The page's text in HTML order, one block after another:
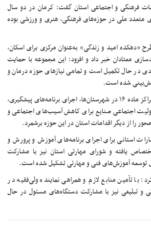
فرهنگی و اجتماعی استان گفت: کرمان در دو سال
متعدد ملی در حوزه‌های فرهنگی، هنری و ورزشی بوده
امید و زندگی» به‌عنوان مرکزی برای اسکان،
معتادان خبر داد و افزود: این مجموعه با حمایت
در حال تکمیل است و تمامی نیازهای حوزه درمان و
شده است.
استاندار کرمان ایجاد مراکز ماده ۱۶ در شهرستان‌ها، اجرای برنامه‌های پیشگیری،
اجتماعی صنایع برای کاهش آسیب‌های اجتماعی و
را از دیگر اقدامات استان در این حوزه برشمرد.
استانی برای اجرای برنامه‌های آموزش و پرورش و
یافته و شورای مهارتی استان نیز با مشارکت
توسعه آموزش‌های فنی و مهارتی تشکیل شده است.
با تأمین منابع لازم و همراهی نماینده ولی‌فقیه در
و تبلیغی نیز با مشارکت دستگاه‌های مسئول در حال